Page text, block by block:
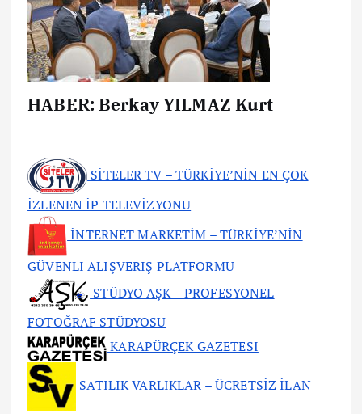
HABER: Berkay YILMAZ Kurt
SİTELER TV – TÜRKİYE’NİN EN ÇOK
İZLENEN İP TELEVİZYONU
İNTERNET MARKETİM – TÜRKİYE’NİN
GÜVENLİ ALIŞVERİŞ PLATFORMU
STÜDYO AŞK – PROFESYONEL
FOTOĞRAF STÜDYOSU
KARAPÜRÇEK GAZETESİ
SATILIK VARLIKLAR – ÜCRETSİZ İLAN